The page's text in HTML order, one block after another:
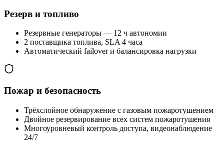
Резерв и топливо
Резервные генераторы — 12 ч автономии
2 поставщика топлива, SLA 4 часа
Автоматический failover и балансировка нагрузки
Пожар и безопасность
Трёхслойное обнаружение с газовым пожаротушением
Двойное резервирование всех систем пожаротушения
Многоуровневый контроль доступа, видеонаблюдение
24/7